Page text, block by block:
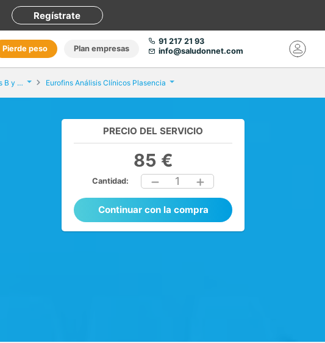
Regístrate
Pierde peso Plan empresas
91 217 21 93
info@saludonnet.com
Análisis de ETS. VIH, hepatitis B y sífilis Eurofins Análisis Clínicos Plasencia
PRECIO DEL SERVICIO
85 €
Cantidad: 1
Continuar con la compra